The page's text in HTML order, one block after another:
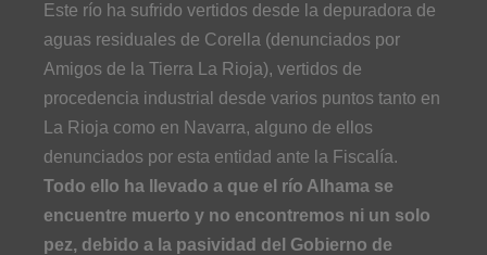
Este río ha sufrido vertidos desde la depuradora de
aguas residuales de Corella (denunciados por
Amigos de la Tierra La Rioja), vertidos de
procedencia industrial desde varios puntos tanto en
La Rioja como en Navarra, alguno de ellos
denunciados por esta entidad ante la Fiscalía.
Todo ello ha llevado a que el río Alhama se
encuentre muerto y no encontremos ni un solo
pez, debido a la pasividad del Gobierno de